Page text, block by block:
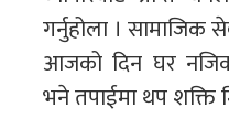
गर्नुहोला । सामाजिक
आजको दिन घर
भने तपाईमा थप शक्ति